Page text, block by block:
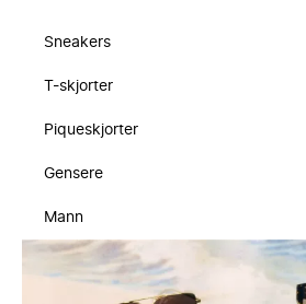
Sneakers
T-skjorter
Piqueskjorter
Gensere
Mann